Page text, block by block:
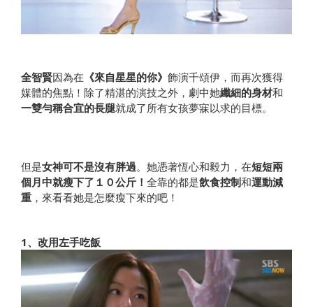
全智賢因為在 《來自星星的你》 飾演千頌伊，而再次獲得
媒體的焦點！除了精湛的演技之外，劇中她纖細的身材和
一雙勻稱合宜的長腿就成了所有女孩夢寐以求的目標。
但是女神可不是沒有胖過。她憑著恆心和毅力，在短短兩
個月中就瘦下了１０公斤！ 全靠的都是飲食控制和運動減
重 ，來看看她是怎麼瘦下來的吧！
1、改用左手吃飯